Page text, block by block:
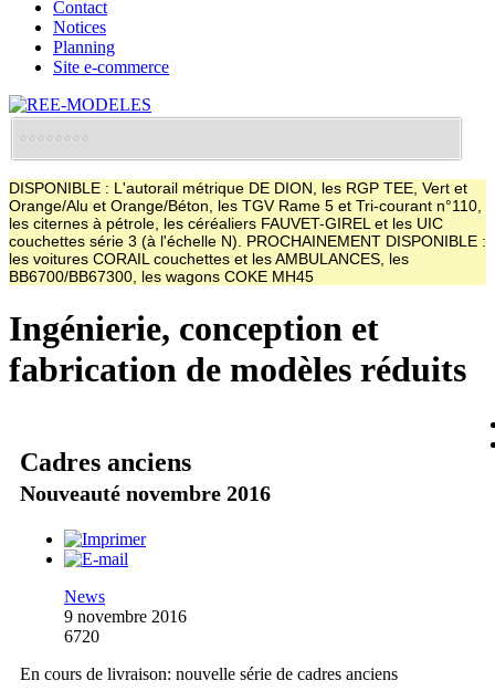
Contact
Notices
Planning
Site e-commerce
DISPONIBLE : L'autorail métrique DE DION, les RGP TEE, Vert et
Orange/Alu et Orange/Béton, les TGV Rame 5 et Tri-courant n°110,
les citernes à pétrole, les céréaliers FAUVET-GIREL et les UIC
couchettes série 3 (à l'échelle N). PROCHAINEMENT DISPONIBLE :
les voitures CORAIL couchettes et les AMBULANCES, les
BB6700/BB67300, les wagons COKE MH45
Ingénierie, conception et
fabrication de modèles réduits
Cadres anciens
Nouveauté novembre 2016
News
9 novembre 2016
6720
En cours de livraison: nouvelle série de cadres anciens